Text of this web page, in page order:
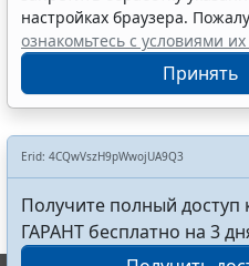
Показать
настройках браузера.
ознакомьтесь с условиями
Принять
Erid: 4CQwVszH9pWwojUA9Q3
Получите полный доступ
ГАРАНТ бесплатно на 3